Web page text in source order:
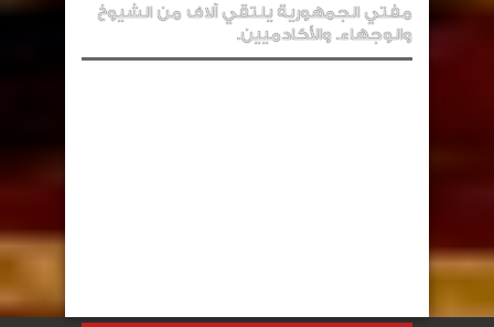
مفتي الجمهورية يلتقي آلاف من الشيوخ
والوجهاء. والأكادميين.